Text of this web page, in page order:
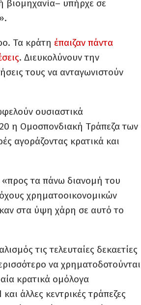
βιομηχανία– υπήρχε σε
Τα κράτη έπαιζαν πάντα
. Διευκολύνουν την
τους να ανταγωνιστούν
ουσιαστικά
η Ομοσπονδιακή Τράπεζα των
αγοράζοντας κρατικά και
τα πάνω διανομή του
χρηματοοικονομικών
στα ύψη χάρη σε αυτό το
τις τελευταίες δεκαετίες
να χρηματοδοτούνται
κρατικά ομόλογα
άλλες κεντρικές τράπεζες